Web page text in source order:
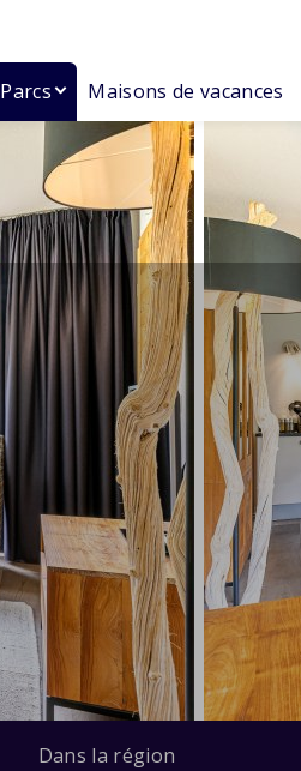
Parcs Maisons de vacances
Dans la région